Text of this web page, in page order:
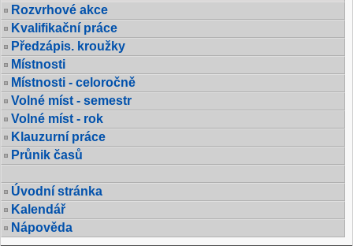
Rozvrhové akce
Kvalifikační práce
Předzápis. kroužky
Místnosti
Místnosti - celoročně
Volné míst - semestr
Volné míst - rok
Klauzurní práce
Průnik časů
Úvodní stránka
Kalendář
Nápověda